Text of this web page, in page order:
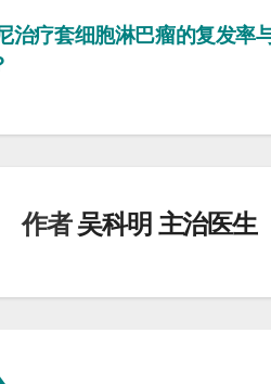
治疗套细胞淋巴瘤的复发率
作者吴科明 主治医生